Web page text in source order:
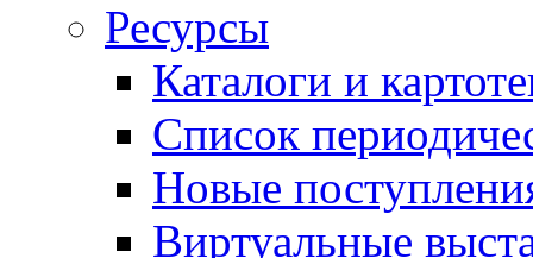
Ресурсы
Каталоги и
Список
Новые
Виртуальные